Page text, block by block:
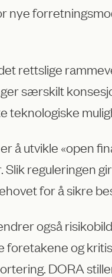
nye
rettslige
særskilt
teknologiske
å utvikle «open
Slik reguleringen
for å sikre
også
og
DORA